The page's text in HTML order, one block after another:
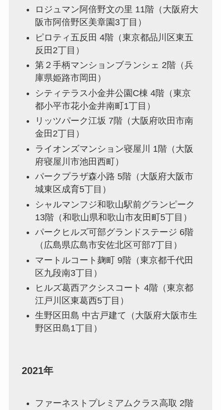
ロジュマン阿倍野文の里 11階（大阪府大
阪市阿倍野区美章園3丁目）
ピロティ五反田 4階（東京都品川区東五
反田2丁目）
第２手柄マンションブランシェ 2階（兵
庫県姫路市岡田）
シティテラス小金井公園C棟 4階（東京
都小平市花小金井南町1丁目）
リッツパーク江坂 7階（大阪府吹田市南
金田2丁目）
ライオンズマンション寝屋川 1階（大阪
府寝屋川市池田西町）
パークプラザ森小路 5階（大阪府大阪市
城東区成育5丁目）
シャルマンフジ和歌山駅前グランピーク
13階（和歌山県和歌山市友田町5丁目）
パークヒルズ可部グランドステージ 6階
（広島県広島市安佐北区可部7丁目）
マートルコート麹町 9階（東京都千代田
区九段南3丁目）
ヒルズ葛西アクシスコート 4階（東京都
江戸川区東葛西5丁目）
生野区田島 中古戸建て（大阪府大阪市生
野区田島1丁目）
2021年
ファーネストプレミアムクラス高取 2階